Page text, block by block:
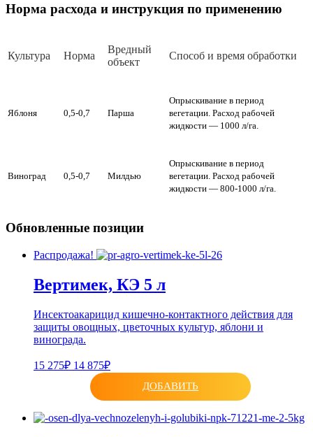
Норма расхода и инструкция по применению
Куль­ту­ра Нор­ма
Вред­ный
объ­ект
Спо­соб и вре­мя об­ра­бот­ки
Яблоня 0,5-0,7 Парша
Опрыскивание в период
вегетации. Расход рабочей
жидкости — 1000 л/га.
Виноград 0,5-0,7 Милдью
Опрыскивание в период
вегетации. Расход рабочей
жидкости — 800-1000 л/га.
Обновленные позиции
Распродажа!
Вертимек, КЭ 5 л
Инсектоакарицид кишечно-контактного действия для
защиты овощных, цветочных культур, яблони и
винограда.
15 275₽ 14 875₽
ДОБАВИТЬ